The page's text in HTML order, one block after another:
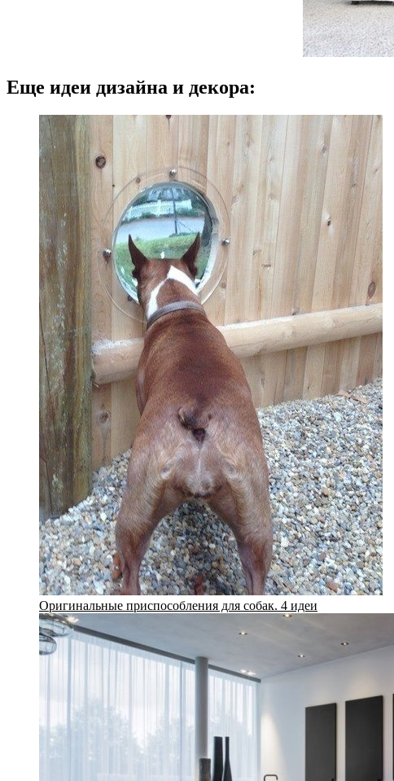
Еще идеи дизайна и декора:
Оригинальные приспособления для собак. 4 идеи